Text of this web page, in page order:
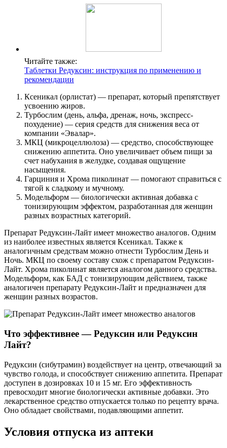
Читайте также:
Таблетки Редуксин: инструкция по применению и
рекомендации
Ксеникал (орлистат) — препарат, который препятствует
усвоению жиров.
Турбослим (день, альфа, дренаж, ночь, экспресс-
похудение) — серия средств для снижения веса от
компании «Эвалар».
МКЦ (микроцеллюлоза) — средство, способствующее
снижению аппетита. Оно увеличивает объем пищи за
счет набухания в желудке, создавая ощущение
насыщения.
Гарциния и Хрома пиколинат — помогают справиться с
тягой к сладкому и мучному.
Модельформ — биологически активная добавка с
тонизирующим эффектом, разработанная для женщин
разных возрастных категорий.
Препарат Редуксин-Лайт имеет множество аналогов. Одним
из наиболее известных является Ксеникал. Также к
аналогичным средствам можно отнести Турбослим День и
Ночь. МКЦ по своему составу схож с препаратом Редуксин-
Лайт. Хрома пиколинат является аналогом данного средства.
Модельформ, как БАД с тонизирующим действием, также
аналогичен препарату Редуксин-Лайт и предназначен для
женщин разных возрастов.
Что эффективнее — Редуксин или Редуксин
Лайт?
Редуксин (сибутрамин) воздействует на центр, отвечающий за
чувство голода, и способствует снижению аппетита. Препарат
доступен в дозировках 10 и 15 мг. Его эффективность
превосходит многие биологически активные добавки. Это
лекарственное средство отпускается только по рецепту врача.
Оно обладает свойствами, подавляющими аппетит.
Условия отпуска из аптеки